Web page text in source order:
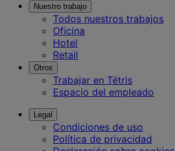
Nuestro trabajo
Todos nuestros trabajos
Oficina
Hotel
Retail
Otros
Trabajar en Tétris
Espacio del empleado
Legal
Condiciones de uso
Política de privacidad